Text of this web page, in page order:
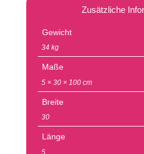
Zusätzliche
Gewicht
34 kg
Maße
5 × 30 × 100 cm
Breite
30
Länge
5